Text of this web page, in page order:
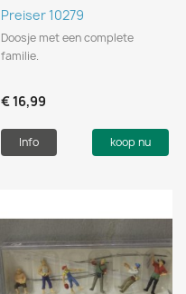
Preiser 10279
Doosje met een complete
familie.
€ 16,99
Info koop nu